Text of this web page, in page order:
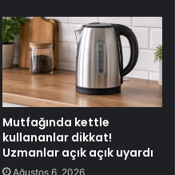
Mutfağında kettle
kullananlar dikkat!
Uzmanlar açık açık uyardı
Ağustos 6, 2026